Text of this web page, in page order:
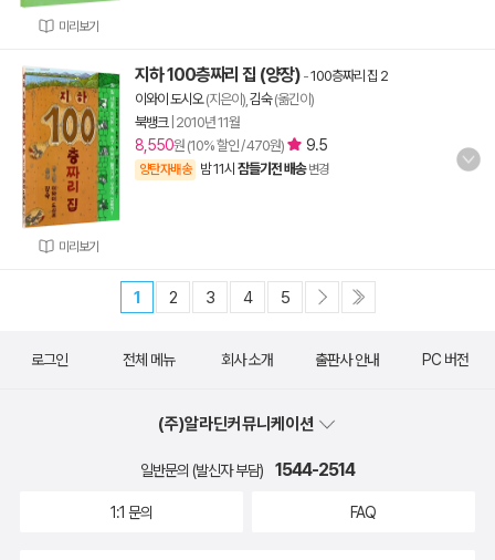
미리보기
미리보기
지하 100층짜리 집 (양장) -100층짜리 집 2
이와이 도시오(지은이), 김숙(옮긴이)
북뱅크| 2010년 11월
8,550원 (10% 할인 / 470원) 9.5
양탄자배송 밤 11시 잠들기전 배송 변경
1 2 3 4 5
로그인 전체 메뉴 회사 소개 출판사 안내 PC 버전
(주)알라딘커뮤니케이션
일반문의 (발신자 부담) 1544-2514
1:1 문의 FAQ